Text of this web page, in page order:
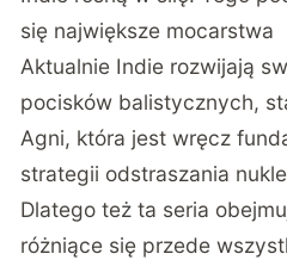
się największe mocarstwa
Aktualnie Indie rozwijają
pocisków balistycznych,
Agni, która jest wręcz
strategii odstraszania
Dlatego też ta seria
różniące się przede